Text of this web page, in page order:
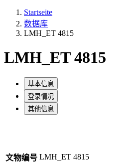
Startseite
数据库
LMH_ET 4815
LMH_ET 4815
基本信息
登录情况
其他信息
文物编号 LMH_ET 4815